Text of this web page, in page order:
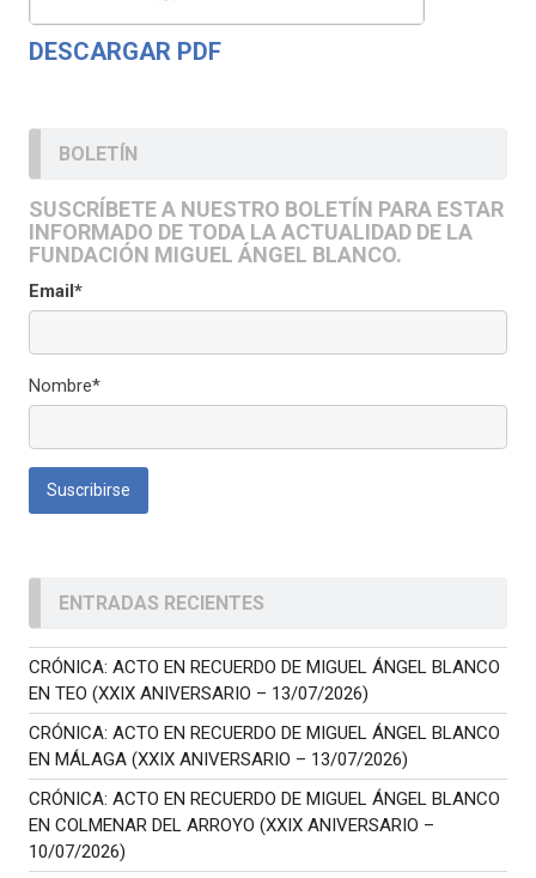
DESCARGAR PDF
BOLETÍN
SUSCRÍBETE A NUESTRO BOLETÍN PARA ESTAR
INFORMADO DE TODA LA ACTUALIDAD DE LA
FUNDACIÓN MIGUEL ÁNGEL BLANCO.
Email*
Nombre*
ENTRADAS RECIENTES
CRÓNICA: ACTO EN RECUERDO DE MIGUEL ÁNGEL BLANCO
EN TEO (XXIX ANIVERSARIO – 13/07/2026)
CRÓNICA: ACTO EN RECUERDO DE MIGUEL ÁNGEL BLANCO
EN MÁLAGA (XXIX ANIVERSARIO – 13/07/2026)
CRÓNICA: ACTO EN RECUERDO DE MIGUEL ÁNGEL BLANCO
EN COLMENAR DEL ARROYO (XXIX ANIVERSARIO –
10/07/2026)